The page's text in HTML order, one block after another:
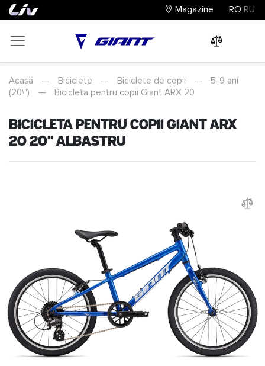
Magazine RO RU
Acasă — Biciclete — Biciclete de copii —
5-9 ani
(20\")
— Bicicleta pentru copii Giant ARX 20
Bicicleta pentru copii Giant ARX
20 20" Albastru